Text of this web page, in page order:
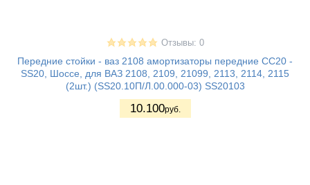
Отзывы: 0
Передние стойки - ваз 2108 амортизаторы передние СС20 -
SS20, Шоссе, для ВАЗ 2108, 2109, 21099, 2113, 2114, 2115
(2шт.) (SS20.10П/Л.00.000-03) SS20103
10.100руб.